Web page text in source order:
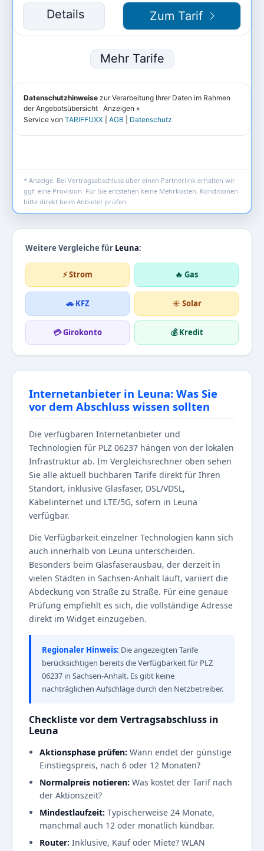
* Anzeige. Bei Vertragsabschluss über einen Partnerlink erhalten wir
ggf. eine Provision. Für Sie entstehen keine Mehrkosten. Konditionen
bitte direkt beim Anbieter prüfen.
Weitere Vergleiche für Leuna:
⚡ Strom 🔥 Gas
🚗 KFZ ☀️ Solar
💳 Girokonto 💰 Kredit
Internetanbieter in Leuna: Was Sie
vor dem Abschluss wissen sollten
Die verfügbaren Internetanbieter und
Technologien für PLZ 06237 hängen von der lokalen
Infrastruktur ab. Im Vergleichsrechner oben sehen
Sie alle aktuell buchbaren Tarife direkt für Ihren
Standort, inklusive Glasfaser, DSL/VDSL,
Kabelinternet und LTE/5G, sofern in Leuna
verfügbar.
Die Verfügbarkeit einzelner Technologien kann sich
auch innerhalb von Leuna unterscheiden.
Besonders beim Glasfaserausbau, der derzeit in
vielen Städten in Sachsen-Anhalt läuft, variiert die
Abdeckung von Straße zu Straße. Für eine genaue
Prüfung empfiehlt es sich, die vollständige Adresse
direkt im Widget einzugeben.
Regionaler Hinweis: Die angezeigten Tarife
berücksichtigen bereits die Verfügbarkeit für PLZ
06237 in Sachsen-Anhalt. Es gibt keine
nachträglichen Aufschläge durch den Netzbetreiber.
Checkliste vor dem Vertragsabschluss in
Leuna
Aktionsphase prüfen: Wann endet der günstige
Einstiegspreis, nach 6 oder 12 Monaten?
Normalpreis notieren: Was kostet der Tarif nach
der Aktionszeit?
Mindestlaufzeit: Typischerweise 24 Monate,
manchmal auch 12 oder monatlich kündbar.
Router: Inklusive, Kauf oder Miete? WLAN